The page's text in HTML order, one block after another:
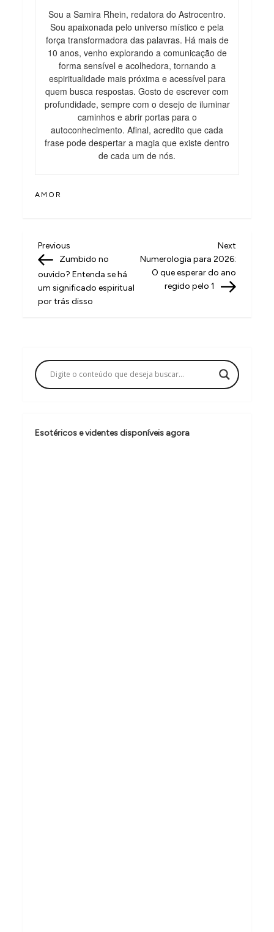
Sou a Samira Rhein, redatora do Astrocentro.
Sou apaixonada pelo universo místico e pela
força transformadora das palavras. Há mais de
10 anos, venho explorando a comunicação de
forma sensível e acolhedora, tornando a
espiritualidade mais próxima e acessível para
quem busca respostas. Gosto de escrever com
profundidade, sempre com o desejo de iluminar
caminhos e abrir portas para o
autoconhecimento. Afinal, acredito que cada
frase pode despertar a magia que existe dentro
de cada um de nós.
AMOR
N
a
v
e
ç
ã
d
Previous
Post
Previous
Zumbido no
ouvido? Entenda se há
um significado espiritual
por trás disso
Next
Post
Next
Numerologia para 2026:
O que esperar do ano
regido pelo 1
Esotéricos e videntes disponíveis agora